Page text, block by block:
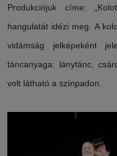
Produkciójuk címe:
hangulatát idézi meg. A
vidámság jelképeként
táncanyaga: lánytánc,
volt látható a színpadon.